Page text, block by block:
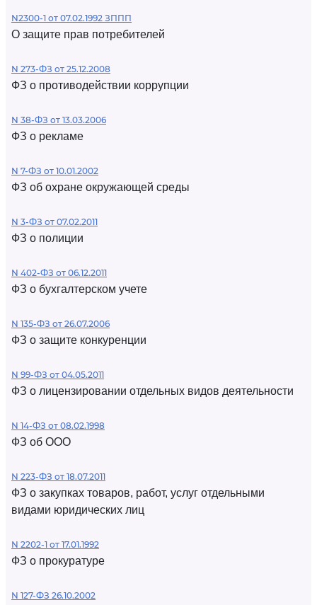
N2300-1 от 07.02.1992 ЗППП
О защите прав потребителей
N 273-ФЗ от 25.12.2008
ФЗ о противодействии коррупции
N 38-ФЗ от 13.03.2006
ФЗ о рекламе
N 7-ФЗ от 10.01.2002
ФЗ об охране окружающей среды
N 3-ФЗ от 07.02.2011
ФЗ о полиции
N 402-ФЗ от 06.12.2011
ФЗ о бухгалтерском учете
N 135-ФЗ от 26.07.2006
ФЗ о защите конкуренции
N 99-ФЗ от 04.05.2011
ФЗ о лицензировании отдельных видов деятельности
N 14-ФЗ от 08.02.1998
ФЗ об ООО
N 223-ФЗ от 18.07.2011
ФЗ о закупках товаров, работ, услуг отдельными
видами юридических лиц
N 2202-1 от 17.01.1992
ФЗ о прокуратуре
N 127-ФЗ 26.10.2002